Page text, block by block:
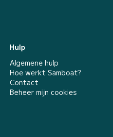
Hulp
Algemene hulp
Hoe werkt Samboat?
Contact
Beheer mijn cookies